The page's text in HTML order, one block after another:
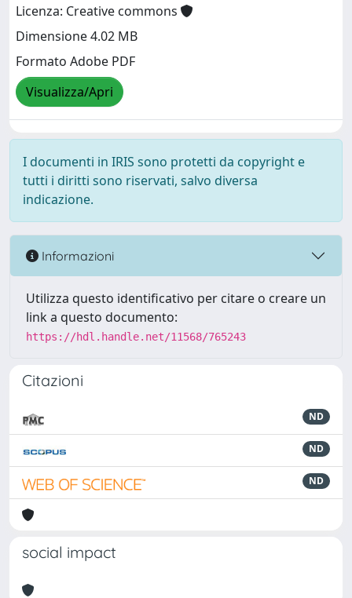
Licenza: Creative commons
Dimensione 4.02 MB
Formato Adobe PDF
Visualizza/Apri
I documenti in IRIS sono protetti da copyright e
tutti i diritti sono riservati, salvo diversa
indicazione.
Informazioni
Utilizza questo identificativo per citare o creare un
link a questo documento:
https://hdl.handle.net/11568/765243
Citazioni
ND
ND
ND
social impact